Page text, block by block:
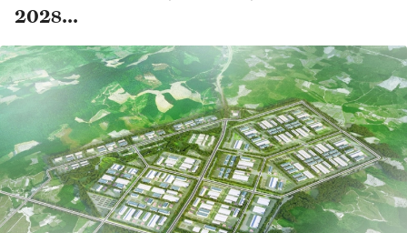
2028...